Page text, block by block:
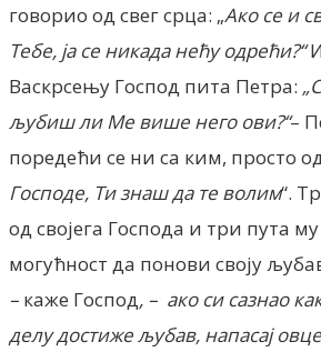
говорио од свег срца: „Ако се и
Тебе, ја се никада нећу одрећи?“
Васкрсењу Господ пита Петра:
љубиш ли Ме више него ови?“–
поредећи се ни са ким, просто
Господе, Ти знаш да те волим“.
од својега Господа и три пута
могућност да понови своју
– каже Господ, – ако си сазнао
делу достиже љубав, напасај